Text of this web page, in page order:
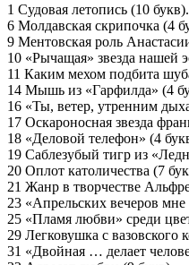
1 Судовая летопись (10 букв).
6 Молдавская скрипочка (4
9 Ментовская роль
10 «Рычащая» звезда нашей
11 Каким мехом подбита
14 Мышь из «Гарфилда» (4
16 «Ты, ветер, утренним
17 Оскароносная звезда
18 «Деловой телефон» (4
19 Саблезубый тигр из
20 Оплот католичества (7
21 Жанр в творчестве
23 «Апрельских вечеров
25 «Пламя любви» среди
29 Легковушка с вазовского
31 «Двойная … делает